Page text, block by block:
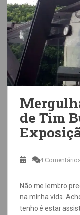
de Tim
4
Não me lembro
na minha vida.
tenho é estar